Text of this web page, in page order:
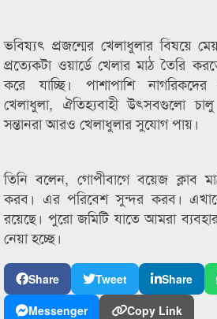
ভবিষ্যৎ প্রজন্মের খেলাধুলার বিষয়ে
প্রত্যেকটা ওয়ার্ডে খেলার মাঠ তৈরি
করে যাচ্ছি। পাশাপাশি
খেলাধুলা, ঐতিহ্যবাহী উৎসবগুলো
সন্তানরা আরও খেলাধুলার সুযোগ পায়।
তিনি বলেন, গোপীবাগে বয়েজ ক্লাব
করব। এর পরিবেশ সুন্দর করব।
রয়েছে। পুরো জমিটি যাতে আমরা
নেয়া হচ্ছে।
Share Tweet Share
Messenger
Copy Link